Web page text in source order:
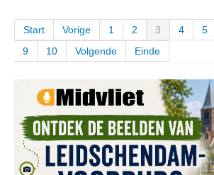
Start Vorige 1 2 3 4 5
9
10 Volgende Einde